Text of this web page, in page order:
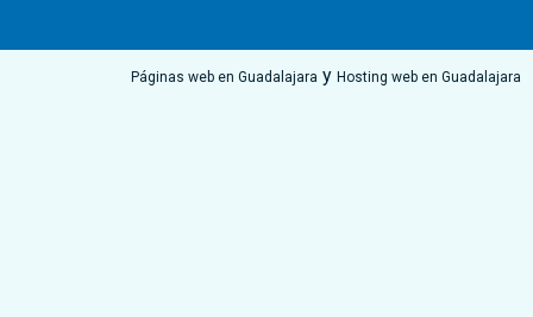
Páginas web en Guadalajara y Hosting web en Guadalajara